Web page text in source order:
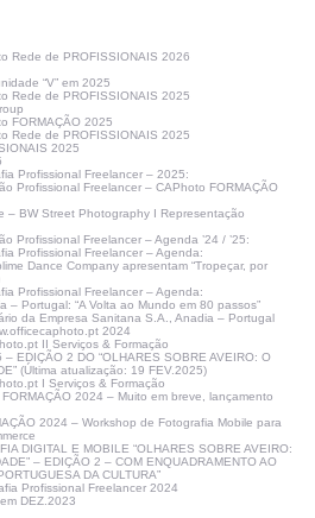
Rede de PROFISSIONAIS 2026
“V” em 2025
Rede de PROFISSIONAIS 2025
FORMAÇÃO 2025
Rede de PROFISSIONAIS 2025
2025
Profissional Freelancer – 2025:
Profissional Freelancer – CAPhoto FORMAÇÃO
– BW Street Photography I Representação
Profissional Freelancer – Agenda ’24 / ’25:
Profissional Freelancer – Agenda:
Dance Company apresentam “Tropeçar, por
Profissional Freelancer – Agenda:
– Portugal: “A Volta ao Mundo em 80 passos”
da Empresa Sanitana S.A., Anadia – Portugal
2024
II Serviços & Formação
EDIÇÃO 2 DO “OLHARES SOBRE AVEIRO: O
(Última atualização: 19 FEV.2025)
I Serviços & Formação
2024 – Muito em breve, lançamento
2024 – Workshop de Fotografia Mobile para
DIGITAL E MOBILE “OLHARES SOBRE AVEIRO:
– EDIÇÃO 2 – COM ENQUADRAMENTO AO
DA CULTURA”
Profissional Freelancer 2024
DEZ.2023